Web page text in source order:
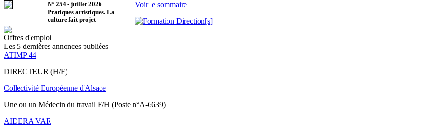
N° 254 - juillet 2026
Pratiques artistiques. La
culture fait projet
Voir le sommaire
Offres d'emploi
Les 5 dernières annonces publiées
ATIMP 44
DIRECTEUR (H/F)
Collectivité Européenne d'Alsace
Une ou un Médecin du travail F/H (Poste n°A-6639)
AIDERA VAR